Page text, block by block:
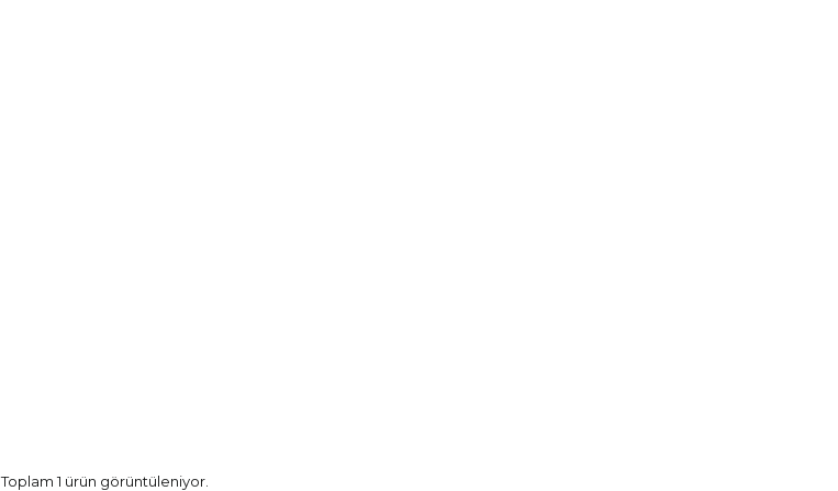
Toplam 1 ürün görüntüleniyor.